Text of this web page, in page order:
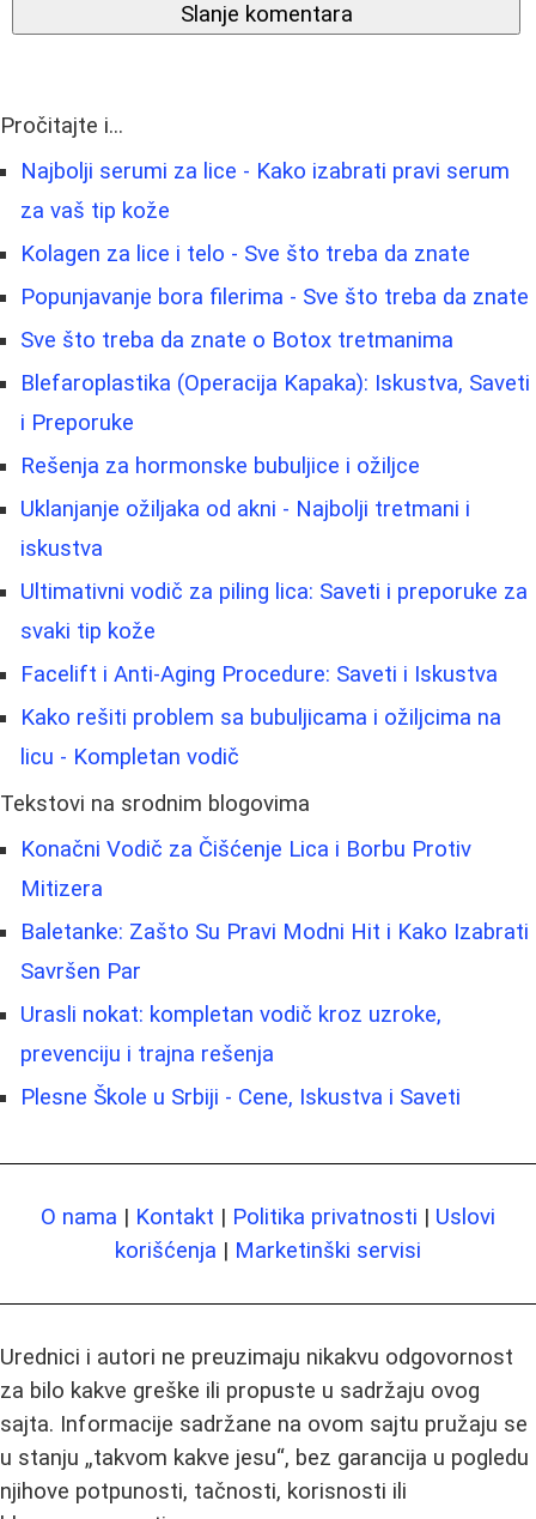
Slanje komentara
Pročitajte i...
Najbolji serumi za lice - Kako izabrati pravi serum
za vaš tip kože
Kolagen za lice i telo - Sve što treba da znate
Popunjavanje bora filerima - Sve što treba da znate
Sve što treba da znate o Botox tretmanima
Blefaroplastika (Operacija Kapaka): Iskustva, Saveti
i Preporuke
Rešenja za hormonske bubuljice i ožiljce
Uklanjanje ožiljaka od akni - Najbolji tretmani i
iskustva
Ultimativni vodič za piling lica: Saveti i preporuke za
svaki tip kože
Facelift i Anti-Aging Procedure: Saveti i Iskustva
Kako rešiti problem sa bubuljicama i ožiljcima na
licu - Kompletan vodič
Tekstovi na srodnim blogovima
Konačni Vodič za Čišćenje Lica i Borbu Protiv
Mitizera
Baletanke: Zašto Su Pravi Modni Hit i Kako Izabrati
Savršen Par
Urasli nokat: kompletan vodič kroz uzroke,
prevenciju i trajna rešenja
Plesne Škole u Srbiji - Cene, Iskustva i Saveti
O nama | Kontakt | Politika privatnosti | Uslovi
korišćenja | Marketinški servisi
Urednici i autori ne preuzimaju nikakvu odgovornost
za bilo kakve greške ili propuste u sadržaju ovog
sajta. Informacije sadržane na ovom sajtu pružaju se
u stanju „takvom kakve jesu“, bez garancija u pogledu
njihove potpunosti, tačnosti, korisnosti ili